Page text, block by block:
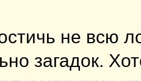
не всю
загадок.